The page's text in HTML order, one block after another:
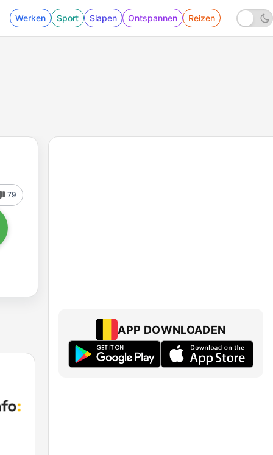
Werken Sport Slapen Ontspannen Reizen
79
APP DOWNLOADEN